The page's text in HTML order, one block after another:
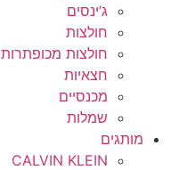
ג’ינסים
חולצות
חולצות מכופתרות
חצאיות
מכנסיים
שמלות
מותגים
CALVIN KLEIN